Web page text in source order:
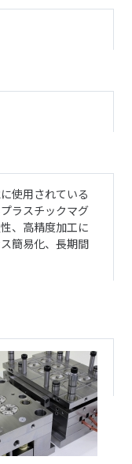
使用されている
ラスチックマグ
、高精度加工に
簡易化、長期間